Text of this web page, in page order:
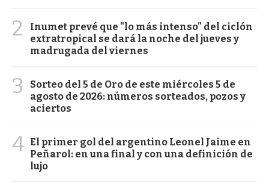
2
Inumet prevé que "lo más intenso" del ciclón
extratropical se dará la noche del jueves y
madrugada del viernes
3
Sorteo del 5 de Oro de este miércoles 5 de
agosto de 2026: números sorteados, pozos y
aciertos
4 El primer gol del argentino Leonel Jaime en
Peñarol: en una final y con una definición de
lujo